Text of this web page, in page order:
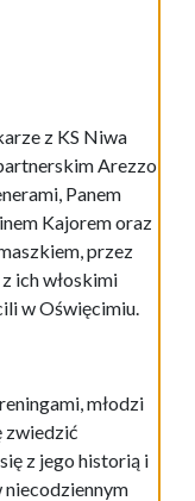
z KS Niwa
Arezzo
Panem
Kajorem oraz
przez
ich włoskimi
w Oświęcimiu.
młodzi
zwiedzić
z jego historią i